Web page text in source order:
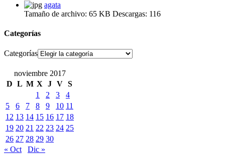
agata
Tamaño de archivo: 65 KB Descargas: 116
Categorías
Categorías
noviembre 2017
D L M X J V S
1
2 3
4
5
6 7 8 9 10 11
12 13 14 15 16 17 18
19 20 21 22 23 24 25
26 27 28 29 30
« Oct
Dic »